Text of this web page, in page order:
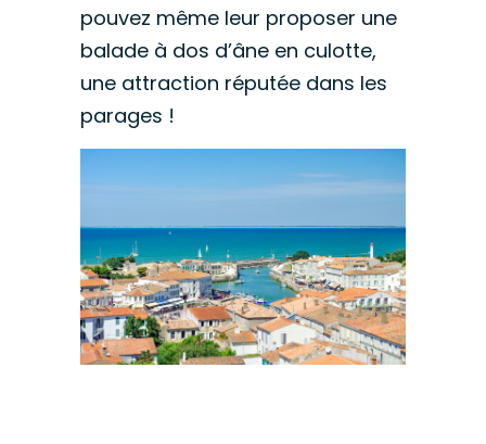
pouvez même leur proposer une
balade à dos d’âne en culotte,
une attraction réputée dans les
parages !